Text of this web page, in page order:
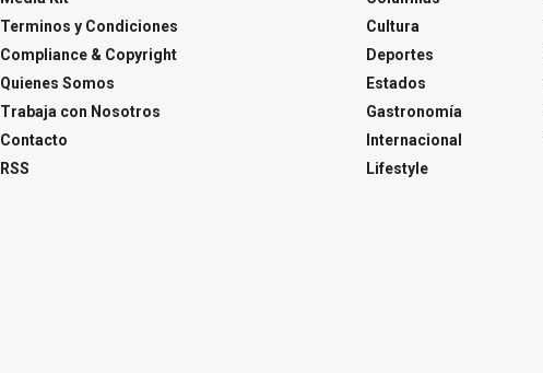
Terminos y Condiciones
Compliance & Copyright
Quienes Somos
Trabaja con Nosotros
Contacto
RSS
Cultura
Deportes
Estados
Gastronomía
Internacional
Lifestyle